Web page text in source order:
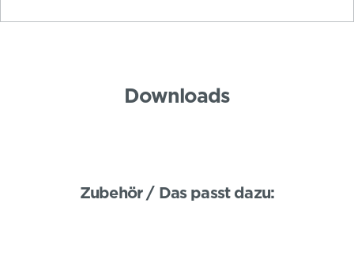
Downloads
Zubehör / Das passt dazu: